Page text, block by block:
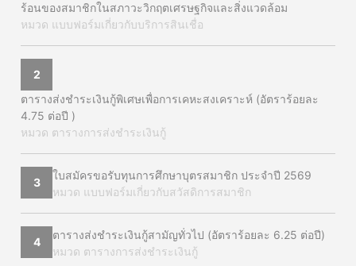
ร้อนของสมาชิกในสภาวะวิกฤตเศรษฐกิจและสิ่งแวดล้อม
หมวด แบบฟอร์มเกี่ยวกับบริการสินเชื่อ
2
ตารางส่งชำระเงินกู้พิเศษเพื่อการเคหะสงเคราะห์ (อัตราร้อยละ
4.75 ต่อปี )
หมวด ตารางการส่งชำระเงินกู้
3
ใบสมัครขอรับทุนการศึกษาบุตรสมาชิก ประจำปี 2569
หมวด แบบฟอร์มเกี่ยวกับสวัสดิการสมาชิก
4
ตารางส่งชำระเงินกู้สามัญทั่วไป (อัตราร้อยละ 6.25 ต่อปี)
หมวด ตารางการส่งชำระเงินกู้